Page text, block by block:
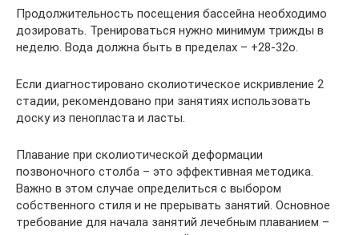
Продолжительность посещения бассейна необходимо
дозировать. Тренироваться нужно минимум трижды в
неделю. Вода должна быть в пределах – +28-32о.
Если диагностировано сколиотическое искривление 2
стадии, рекомендовано при занятиях использовать
доску из пенопласта и ласты.
Плавание при сколиотической деформации
позвоночного столба – это эффективная методика.
Важно в этом случае определиться с выбором
собственного стиля и не прерывать занятий. Основное
требование для начала занятий лечебным плаванием –